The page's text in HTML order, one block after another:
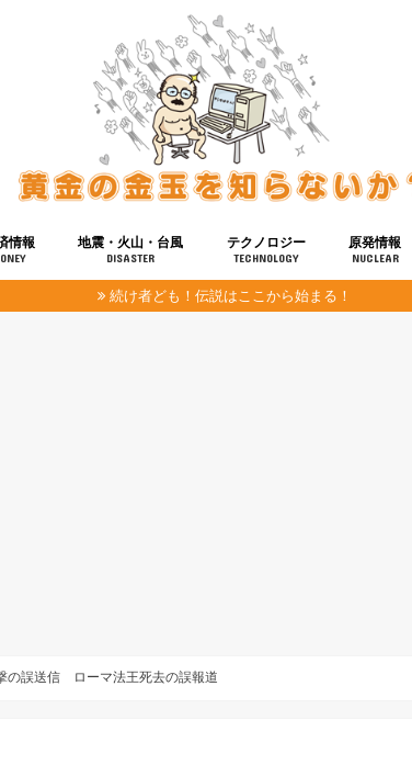
情報 地震・火山・台風
DISASTER
テクノロジー
TECHNOLOGY
健康
宇宙
原発情報
NUCLEAR
続け者ども！伝説はここから始まる！
の誤送信 ローマ法王死去の誤報道